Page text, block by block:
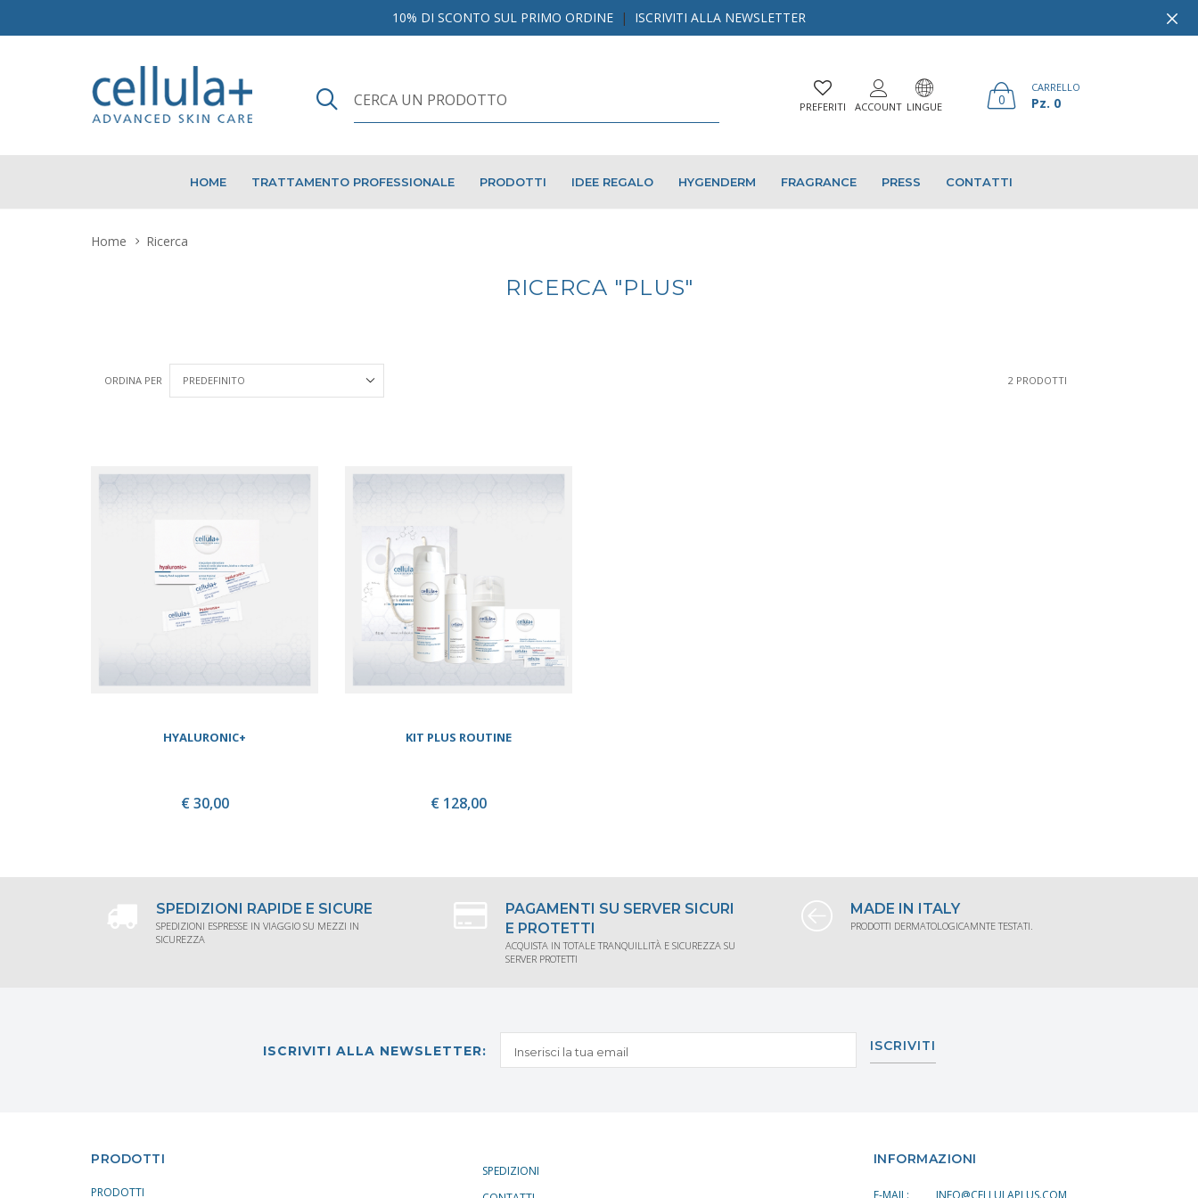
10% DI SCONTO SUL PRIMO ORDINE | ISCRIVITI ALLA NEWSLETTER
PREFERITI ACCOUNT LINGUE 0
CARRELLO
Pz. 0
HOME TRATTAMENTO PROFESSIONALE PRODOTTI IDEE REGALO HYGENDERM FRAGRANCE PRESS CONTATTI
Home Ricerca
RICERCA "PLUS"
ORDINA PER 2 PRODOTTI
HYALURONIC+
€ 30,00
KIT PLUS ROUTINE
€ 128,00
SPEDIZIONI RAPIDE E SICURE
SPEDIZIONI ESPRESSE IN VIAGGIO SU MEZZI IN
SICUREZZA
PAGAMENTI SU SERVER SICURI
E PROTETTI
ACQUISTA IN TOTALE TRANQUILLITÀ E SICUREZZA SU
SERVER PROTETTI
MADE IN ITALY
PRODOTTI DERMATOLOGICAMNTE TESTATI.
ISCRIVITI ALLA NEWSLETTER: ISCRIVITI
PRODOTTI
PRODOTTI
SPEDIZIONI
INFORMAZIONI
E-MAIL: INFO@CELLULAPLUS.COM